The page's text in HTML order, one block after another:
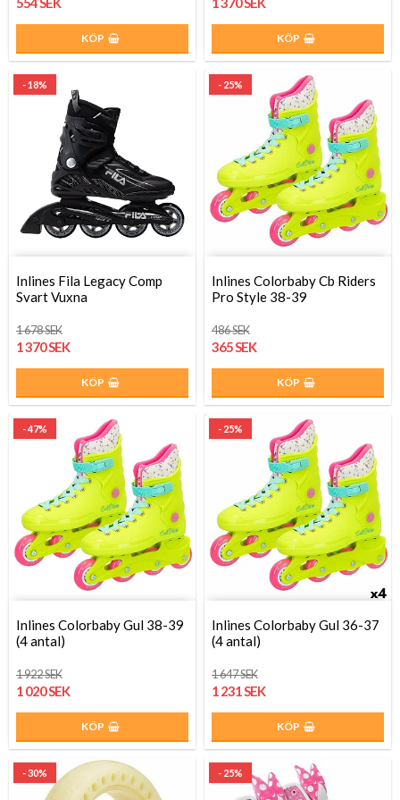
KÖP KÖP
- 18%
Inlines Fila Legacy Comp
Svart Vuxna
1 678 SEK
1 370 SEK
KÖP
- 25%
Inlines Colorbaby Cb Riders
Pro Style 38-39
486 SEK
365 SEK
KÖP
- 47%
Inlines Colorbaby Gul 38-39
(4 antal)
1 922 SEK
1 020 SEK
KÖP
- 25%
Inlines Colorbaby Gul 36-37
(4 antal)
1 647 SEK
1 231 SEK
KÖP
- 30% - 25%